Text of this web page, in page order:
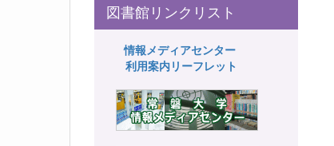
図書館リンクリスト
情報メディアセンター
利用案内リーフレット